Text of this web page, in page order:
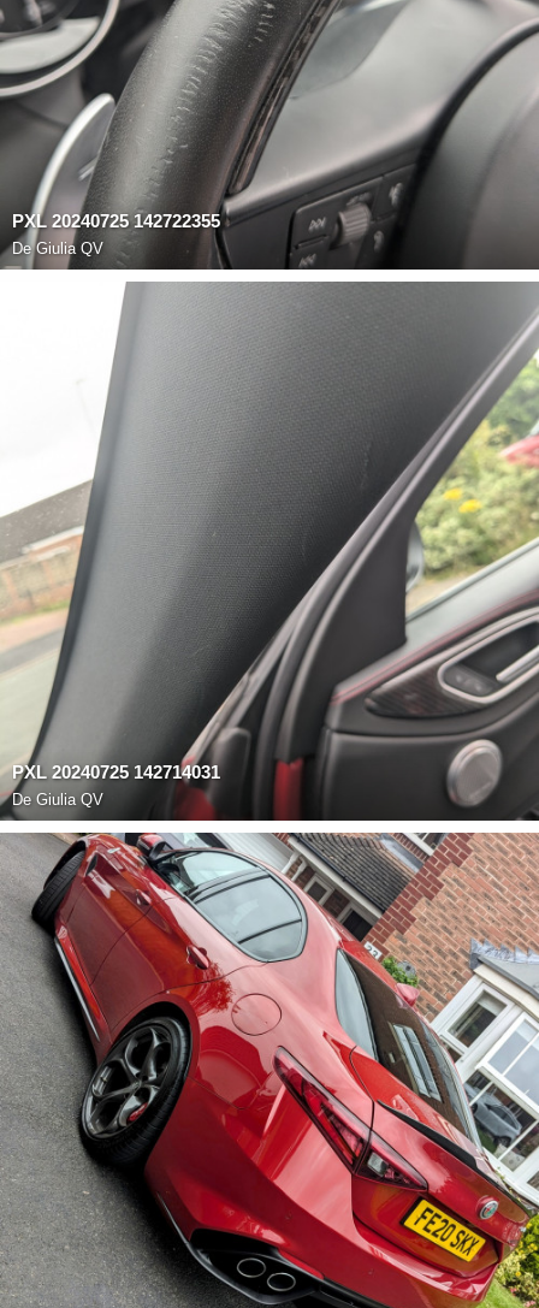
PXL 20240725 142722355
DeGiulia QV
PXL 20240725 142714031
De Giulia QV